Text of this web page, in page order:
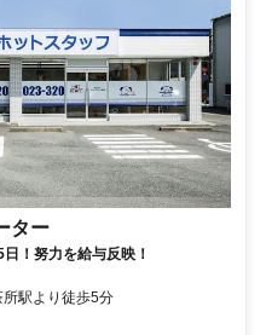
ター
！努力を給与反映！
駅より徒歩5分